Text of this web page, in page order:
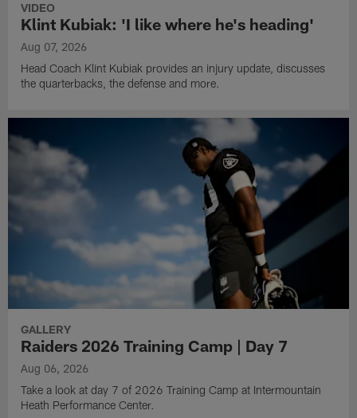
VIDEO
Klint Kubiak: 'I like where he's heading'
Aug 07, 2026
Head Coach Klint Kubiak provides an injury update, discusses
the quarterbacks, the defense and more.
GALLERY
Raiders 2026 Training Camp | Day 7
Aug 06, 2026
Take a look at day 7 of 2026 Training Camp at Intermountain
Heath Performance Center.